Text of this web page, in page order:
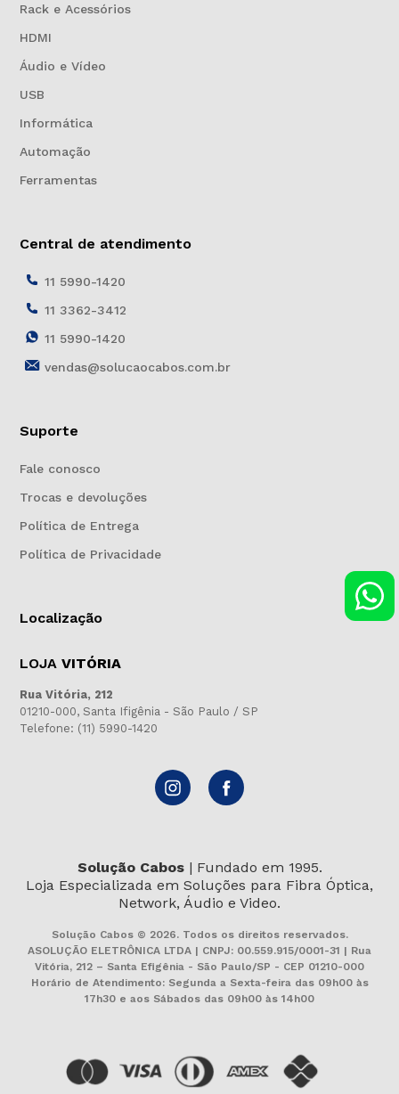
Rack e Acessórios
HDMI
Áudio e Vídeo
USB
Informática
Automação
Ferramentas
Central de atendimento
11 5990-1420
11 3362-3412
11 5990-1420
vendas@solucaocabos.com.br
Suporte
Fale conosco
Trocas e devoluções
Política de Entrega
Política de Privacidade
Localização
LOJA VITÓRIA
Rua Vitória, 212
01210-000, Santa Ifigênia - São Paulo / SP
Telefone: (11) 5990-1420
Solução Cabos| Fundado em 1995.
Loja Especializada em Soluções para Fibra Óptica,
Network, Áudio e Video.
Solução Cabos © 2026. Todos os direitos reservados.
ASOLUÇÃO ELETRÔNICA LTDA | CNPJ: 00.559.915/0001-31 | Rua
Vitória, 212 – Santa Efigênia - São Paulo/SP - CEP 01210-000
Horário de Atendimento: Segunda a Sexta-feira das 09h00 às
17h30 e aos Sábados das 09h00 às 14h00